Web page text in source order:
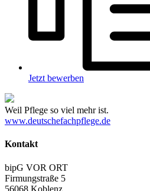
Jetzt bewerben
Weil Pflege so viel mehr ist.
www.deutschefachpflege.de
Kontakt
bipG VOR ORT
Firmungstraße 5
56068 Koblenz